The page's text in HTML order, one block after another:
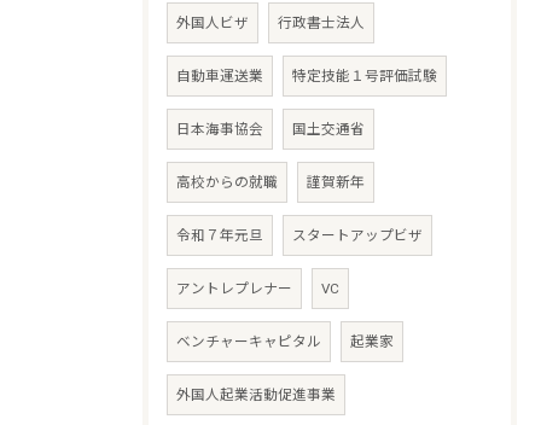
外国人ビザ 行政書士法人
自動車運送業 特定技能１号評価試験
日本海事協会 国土交通省
高校からの就職 謹賀新年
令和７年元旦 スタートアップビザ
アントレプレナー VC
ベンチャーキャピタル 起業家
外国人起業活動促進事業